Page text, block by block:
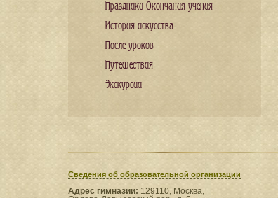
Праздники Окончания учения
История искусства
После уроков
Путешествия
Экскурсии
Сведения​ об образовательной организации
Адрес гимназии: 129110, Москва,